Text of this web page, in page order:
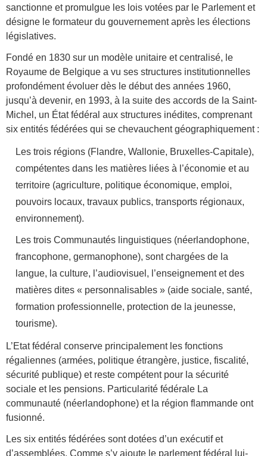
sanctionne et promulgue les lois votées par le Parlement et
désigne le formateur du gouvernement après les élections
législatives.
Fondé en 1830 sur un modèle unitaire et centralisé, le
Royaume de Belgique a vu ses structures institutionnelles
profondément évoluer dès le début des années 1960,
jusqu’à devenir, en 1993, à la suite des accords de la Saint-
Michel, un État fédéral aux structures inédites, comprenant
six entités fédérées qui se chevauchent géographiquement :
Les trois régions (Flandre, Wallonie, Bruxelles-Capitale),
compétentes dans les matières liées à l’économie et au
territoire (agriculture, politique économique, emploi,
pouvoirs locaux, travaux publics, transports régionaux,
environnement).
Les trois Communautés linguistiques (néerlandophone,
francophone, germanophone), sont chargées de la
langue, la culture, l’audiovisuel, l’enseignement et des
matières dites « personnalisables » (aide sociale, santé,
formation professionnelle, protection de la jeunesse,
tourisme).
L’Etat fédéral conserve principalement les fonctions
régaliennes (armées, politique étrangère, justice, fiscalité,
sécurité publique) et reste compétent pour la sécurité
sociale et les pensions. Particularité fédérale La
communauté (néerlandophone) et la région flammande ont
fusionné.
Les six entités fédérées sont dotées d’un exécutif et
d’assemblées. Comme s’y ajoute le parlement fédéral lui-